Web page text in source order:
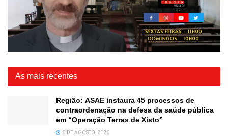
As mais recentes
Região: ASAE instaura 45 processos de
contraordenação na defesa da saúde pública
em “Operação Terras de Xisto”
8 DE AGOSTO, 2026